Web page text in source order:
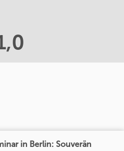
in Berlin: Souverän